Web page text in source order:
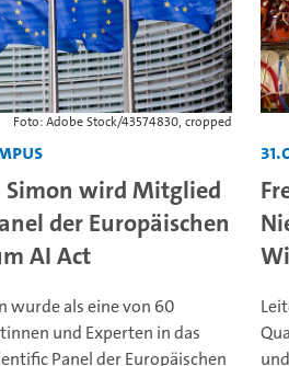
Foto: Adobe Stock/43574830, cropped
Simon wird Mitglied
der Europäischen
AI Act
wurde als eine von 60
und Experten in das
Panel der Europäischen